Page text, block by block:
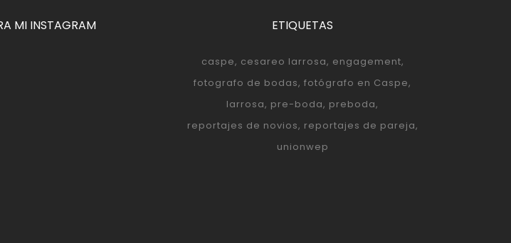
MI INSTAGRAM ETIQUETAS
caspe cesareo larrosa engagement
fotografo de bodas fotógrafo en Caspe
larrosa pre-boda preboda
reportajes de novios reportajes de pareja
unionwep